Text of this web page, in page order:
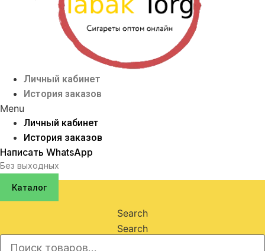
Личный кабинет
История заказов
Menu
Личный кабинет
История заказов
Написать WhatsApp
Без выходных
Каталог
Search
Search